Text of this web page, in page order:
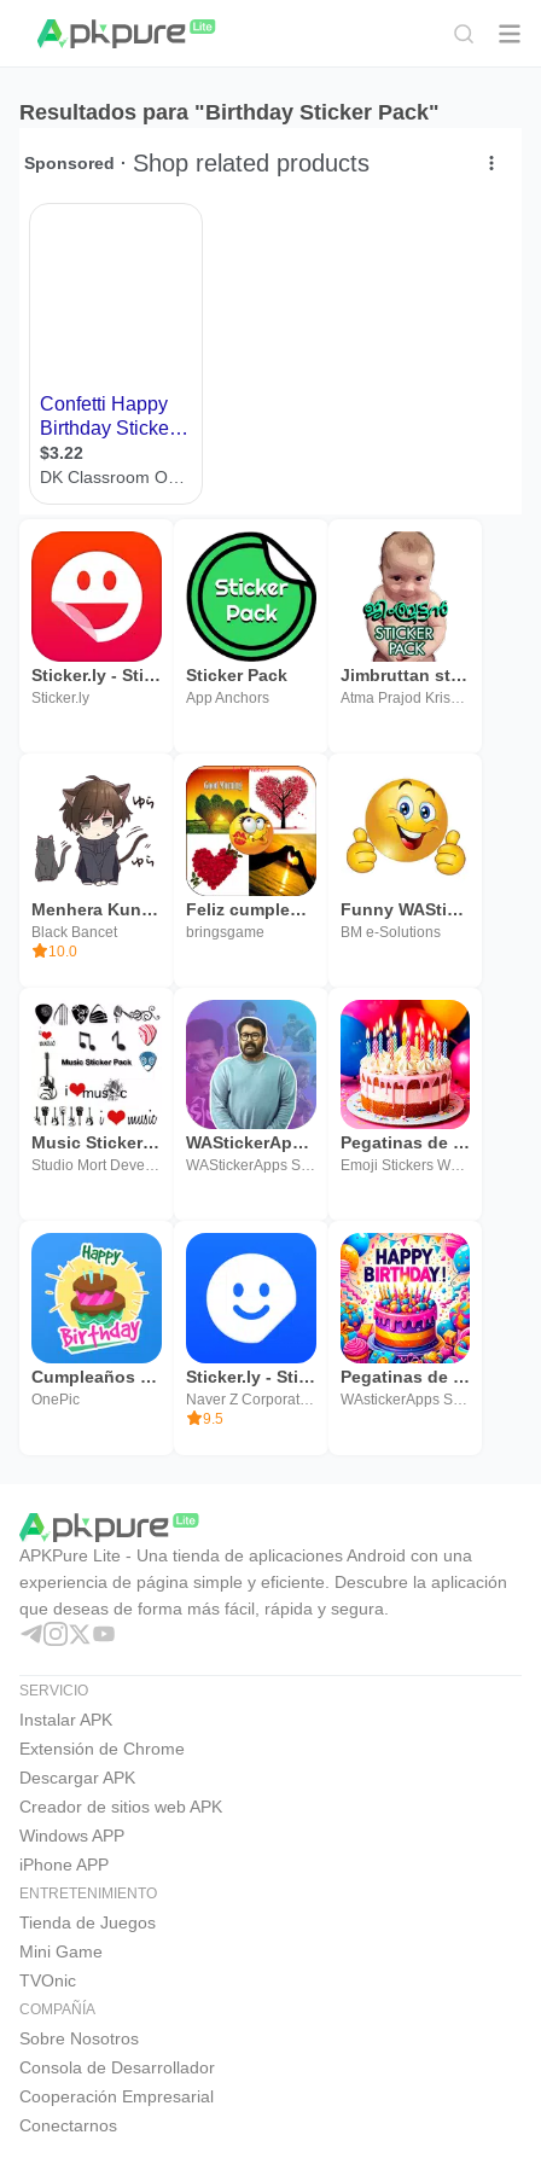
Resultados para "Birthday Sticker Pack"
Sticker.ly - Sticker Maker & Sticker Pack
Sticker.ly
Sticker Pack
App Anchors
Jimbruttan sticker pack
Atma Prajod Krishna
Menhera Kun Sticker Pack
Black Bancet
10.0
Feliz cumpleaños amor Pegatina
bringsgame
Funny WASticker Sticker Pack
BM e-Solutions
Music Sticker Pack
Studio Mort Development
WAStickerApps Malayalam Sticker Pack
WAStickerApps Sticker Pack
Pegatinas de feliz cumpleaños
Emoji Stickers WAStickerApps
Cumpleaños Pegatinas WASticker
OnePic
Sticker.ly - Sticker Maker
Naver Z Corporation
9.5
Pegatinas de feliz cumpleaños
WAstickerApps Stickers Store
APKPure Lite - Una tienda de aplicaciones Android con una
experiencia de página simple y eficiente. Descubre la aplicación
que deseas de forma más fácil, rápida y segura.
SERVICIO
Instalar APK
Extensión de Chrome
Descargar APK
Creador de sitios web APK
Windows APP
iPhone APP
ENTRETENIMIENTO
Tienda de Juegos
Mini Game
TVOnic
COMPAÑÍA
Sobre Nosotros
Consola de Desarrollador
Cooperación Empresarial
Conectarnos